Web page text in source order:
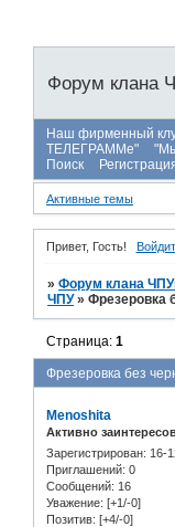
Форум клана
Наш фирменный
ТЕЛЕГРАММе"
Поиск
Активные темы
Привет, Гость!
»Форум клана
ЧПУ »Фрезеровка
Фрезеровка без
Страница:1
Menoshita
Активно
Зарегистрирован: 16-
Приглашений: 0
Сообщений: 16
Уважение: [+1/-0]
Позитив: [+4/-0]